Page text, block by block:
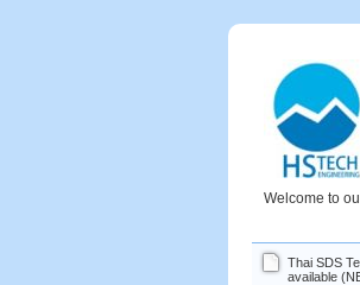
Welcome to
Thai SDS
available